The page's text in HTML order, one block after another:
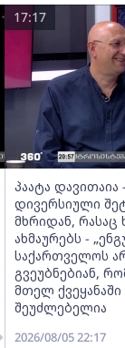
პაატა დავითაია
დივერსიული
მხრიდან,
ახმაურებს -
საქართველოს
გვეუბნებიან,
მთელ ქვეყანაში
შეუძლებელია
17:17
2026/08/05 22:17